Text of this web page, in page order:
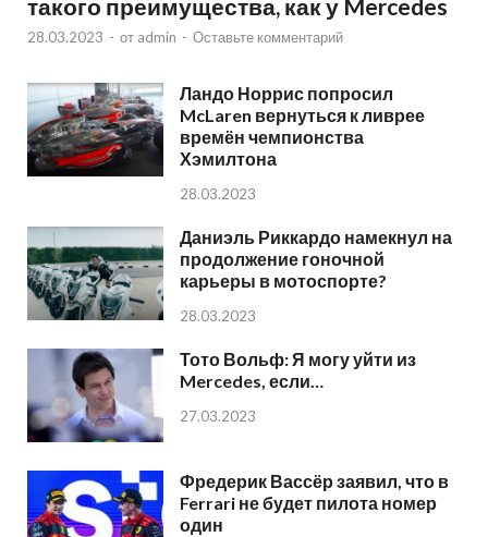
такого преимущества, как у Mercedes
28.03.2023 - от admin - Оставьте комментарий
Ландо Норрис попросил
McLaren вернуться к ливрее
времён чемпионства
Хэмилтона
28.03.2023
Даниэль Риккардо намекнул на
продолжение гоночной
карьеры в мотоспорте?
28.03.2023
Тото Вольф: Я могу уйти из
Mercedes, если…
27.03.2023
Фредерик Вассёр заявил, что в
Ferrari не будет пилота номер
один